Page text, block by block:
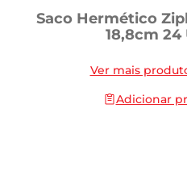
Saco Hermético
18,8cm 24
Ver mais
Adicionar